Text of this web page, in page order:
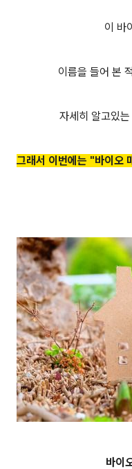
이 바
이름을 들어 본
자세히 알고있
그래서 이번에는 "바이오
바이